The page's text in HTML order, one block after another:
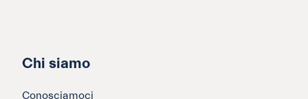
Chi siamo
Conosciamoci